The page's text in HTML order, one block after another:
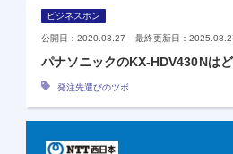
ビジネスホン
公開日：2020.03.27 最終更新日：
パナソニックのKX-HDV430Nは
発注先選びのツボ